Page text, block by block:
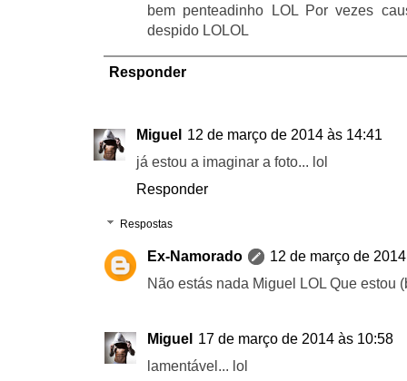
bem penteadinho LOL Por vezes
despido LOLOL
Responder
Miguel
12 de março de 2014 às 14:41
já estou a imaginar a foto... lol
Responder
Respostas
Ex-Namorado
12 de março de
Não estás nada Miguel LOL Que estou
Miguel
17 de março de 2014 às 10:58
lamentável... lol